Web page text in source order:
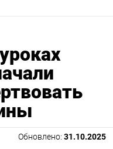
Обновлено: 31.10.2025